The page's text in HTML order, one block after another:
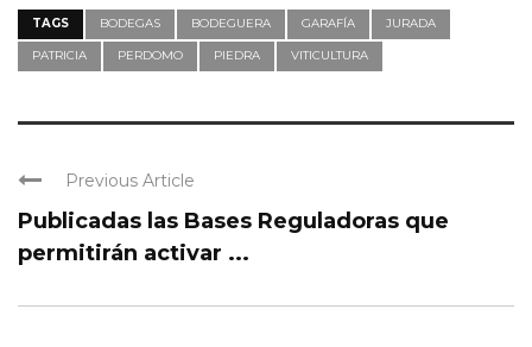
TAGS BODEGAS BODEGUERA GARAFÍA JURADA
PATRICIA PERDOMO PIEDRA VITICULTURA
Previous Article
Publicadas las Bases Reguladoras que
permitirán activar ...